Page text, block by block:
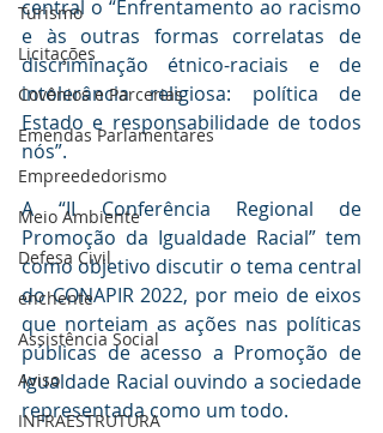
Turismo
Licitações
Covênios e Parcerias
Emendas Parlamentares
Empreededorismo
Meio Ambiente
Defesa Civil
enchente
Assistência Social
Aviso
INFRAESTRUTURA
central o “Enfrentamento ao racismo
e às outras formas correlatas de
discriminação étnico-raciais e de
intolerância religiosa: política de
Estado e responsabilidade de todos
nós”.
A “II Conferência Regional de
Promoção da Igualdade Racial” tem
como objetivo discutir o tema central
do CONAPIR 2022, por meio de eixos
que norteiam as ações nas políticas
públicas de acesso a Promoção de
Igualdade Racial ouvindo a sociedade
representada como um todo.